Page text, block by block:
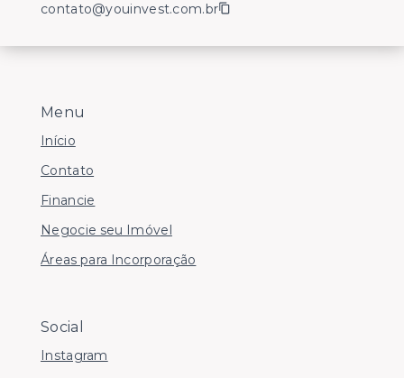
Menu
Início
Contato
Financie
Negocie seu Imóvel
Áreas para Incorporação
Social
Instagram
contato@youinvest.com.br